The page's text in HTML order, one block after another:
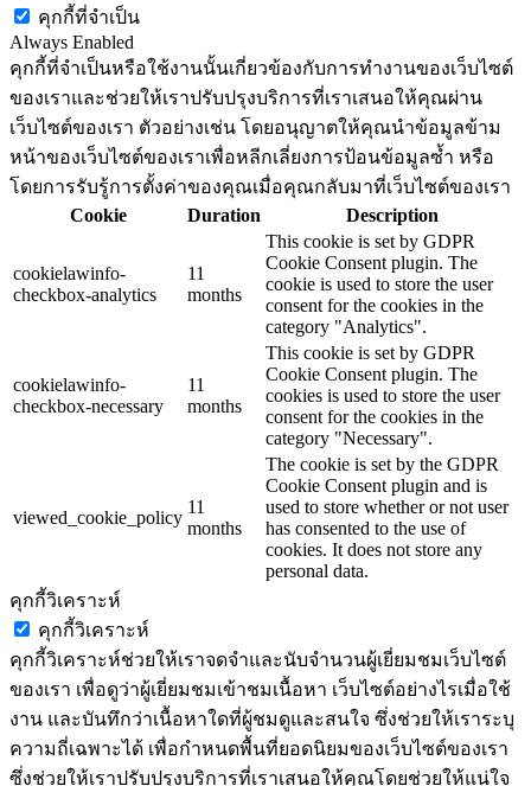
คุกกี้ที่จำเป็น
Always Enabled
คุกกี้ที่จำเป็นหรือใช้งานนั้นเกี่ยวข้องกับการทำงานของเว็บไซต์
ของเราและช่วยให้เราปรับปรุงบริการที่เราเสนอให้คุณผ่าน
เว็บไซต์ของเรา ตัวอย่างเช่น โดยอนุญาตให้คุณนำข้อมูลข้าม
หน้าของเว็บไซต์ของเราเพื่อหลีกเลี่ยงการป้อนข้อมูลซ้ำ หรือ
โดยการรับรู้การตั้งค่าของคุณเมื่อคุณกลับมาที่เว็บไซต์ของเรา
Cookie
Duration Description
cookielawinfo-
checkbox-analytics
11
months
This cookie is set by GDPR
Cookie Consent plugin. The
cookie is used to store the user
consent for the cookies in the
category "Analytics".
cookielawinfo-
checkbox-necessary
11
months
This cookie is set by GDPR
Cookie Consent plugin. The
cookies is used to store the user
consent for the cookies in the
category "Necessary".
viewed_cookie_policy
11
months
The cookie is set by the GDPR
Cookie Consent plugin and is
used to store whether or not user
has consented to the use of
cookies. It does not store any
personal data.
คุกกี้วิเคราะห์
คุกกี้วิเคราะห์
คุกกี้วิเคราะห์ช่วยให้เราจดจำและนับจำนวนผู้เยี่ยมชมเว็บไซต์
ของเรา เพื่อดูว่าผู้เยี่ยมชมเข้าชมเนื้อหา เว็บไซต์อย่างไรเมื่อใช้
งาน และบันทึกว่าเนื้อหาใดที่ผู้ชมดูและสนใจ ซึ่งช่วยให้เราระบุ
ความถี่เฉพาะได้ เพื่อกำหนดพื้นที่ยอดนิยมของเว็บไซต์ของเรา
ซึ่งช่วยให้เราปรับปรุงบริการที่เราเสนอให้คุณโดยช่วยให้แน่ใจ